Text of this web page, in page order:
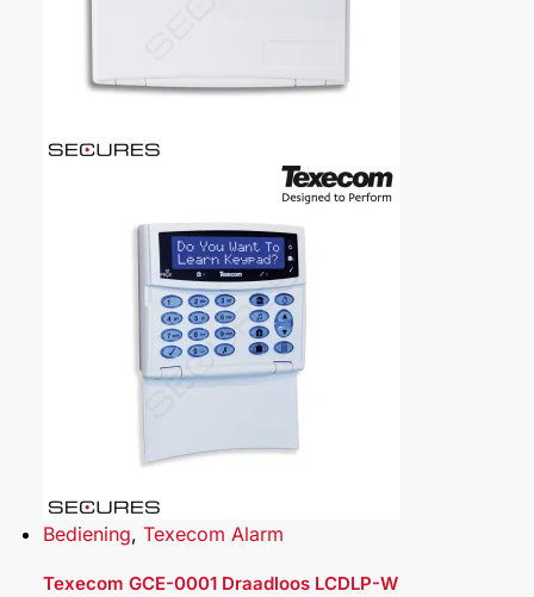
Bediening, Texecom Alarm
Texecom GCE-0001 Draadloos LCDLP-W